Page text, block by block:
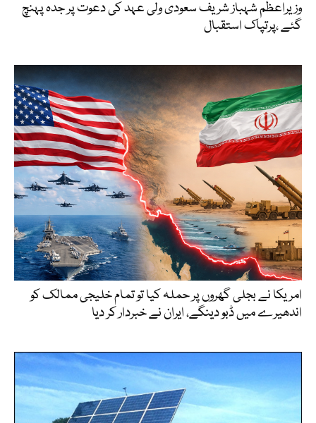
وزیراعظم شہباز شریف سعودی ولی عہد کی دعوت پر جدہ پہنچ
گئے ،پرتپاک استقبال
امریکا نے بجلی گھروں پر حملہ کیا تو تمام خلیجی ممالک کو
اندھیرے میں ڈبو دینگے، ایران نے خبردار کر دیا